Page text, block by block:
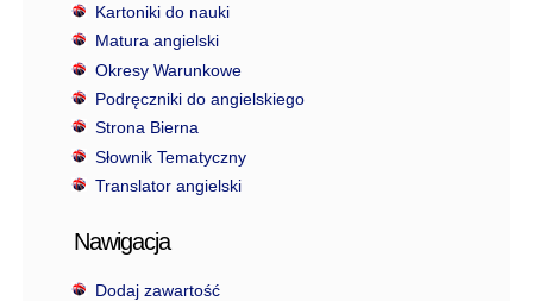
Kartoniki do nauki
Matura angielski
Okresy Warunkowe
Podręczniki do angielskiego
Strona Bierna
Słownik Tematyczny
Translator angielski
Nawigacja
Dodaj zawartość